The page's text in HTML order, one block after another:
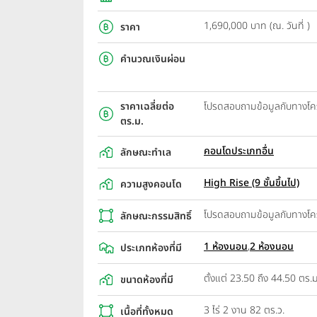
ราคา 1,690,000 บาท (ณ. วันที่ )
คำนวณเงินผ่อน
ราคาเฉลี่ยต่อ
ตร.ม.
โปรดสอบถามข้อมูลกับทางโ
ลักษณะทำเล คอนโดประเภทอื่น
ความสูงคอนโด High Rise (9 ชั้นขึ้นไป)
ลักษณะกรรมสิทธิ์ โปรดสอบถามข้อมูลกับทางโ
ประเภทห้องที่มี 1 ห้องนอน,2 ห้องนอน
ขนาดห้องที่มี ตั้งแต่ 23.50 ถึง 44.50 ตร.
เนื้อที่ทั้งหมด 3 ไร่ 2 งาน 82 ตร.ว.